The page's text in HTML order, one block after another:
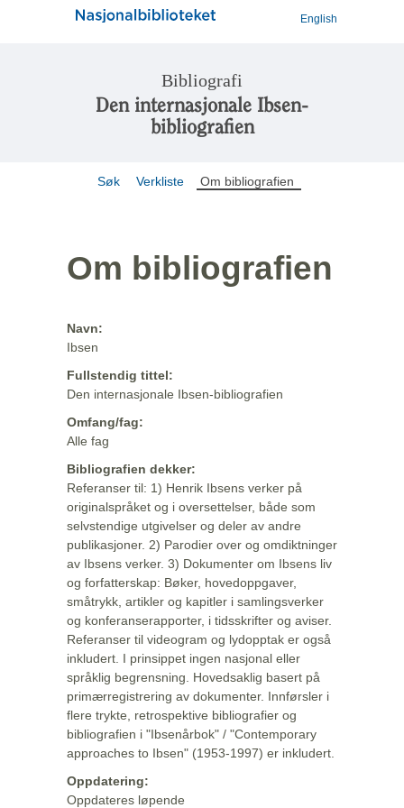
English
Bibliografi
Den internasjonale Ibsen-
bibliografien
Søk Verkliste Om bibliografien
Om bibliografien
Navn:
Ibsen
Fullstendig tittel:
Den internasjonale Ibsen-bibliografien
Omfang/fag:
Alle fag
Bibliografien dekker:
Referanser til: 1) Henrik Ibsens verker på
originalspråket og i oversettelser, både som
selvstendige utgivelser og deler av andre
publikasjoner. 2) Parodier over og omdiktninger
av Ibsens verker. 3) Dokumenter om Ibsens liv
og forfatterskap: Bøker, hovedoppgaver,
småtrykk, artikler og kapitler i samlingsverker
og konferanserapporter, i tidsskrifter og aviser.
Referanser til videogram og lydopptak er også
inkludert. I prinsippet ingen nasjonal eller
språklig begrensning. Hovedsaklig basert på
primærregistrering av dokumenter. Innførsler i
flere trykte, retrospektive bibliografier og
bibliografien i "Ibsenårbok" / "Contemporary
approaches to Ibsen" (1953-1997) er inkludert.
Oppdatering:
Oppdateres løpende